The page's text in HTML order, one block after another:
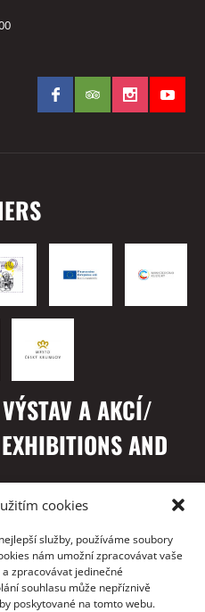
cookies
služby, používáme soubory
nám umožní zpracovávat vaše
zpracovávat jedinečné
souhlasu může nepříznivě
poskytované na tomto webu.
A AKCÍ/
AND